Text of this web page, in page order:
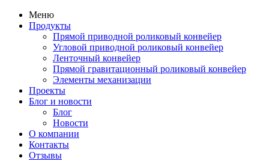
Меню
Продукты
Прямой приводной роликовый конвейер
Угловой приводной роликовый конвейер
Ленточный конвейер
Прямой гравитационный роликовый конвейер
Элементы механизации
Проекты
Блог и новости
Блог
Новости
О компании
Контакты
Отзывы